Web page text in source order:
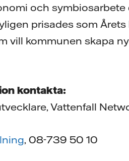
och
prisades som
vill kommunen skapa
kontakta:
Vattenfall
, 08-739 50 10